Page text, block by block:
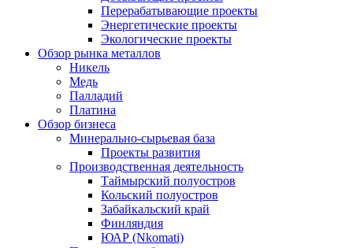
Перерабатывающие проекты
Энергетические проекты
Экологические проекты
Обзор рынка металлов
Никель
Медь
Палладий
Платина
Обзор бизнеса
Минерально-сырьевая база
Проекты развития
Производственная деятельность
Таймырский полуостров
Кольский полуостров
Забайкальский край
Финляндия
ЮАР (Nkomati)